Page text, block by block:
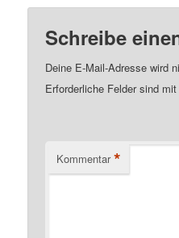
Schreibe
Deine E-Mail-Adresse wird
Erforderliche Felder sind
Kommentar *